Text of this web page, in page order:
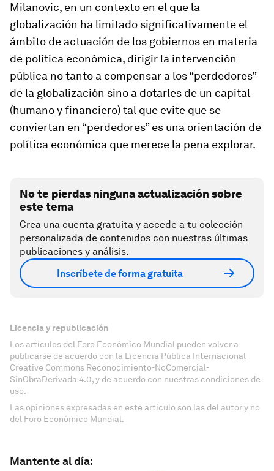
Milanovic, en un contexto en el que la
globalización ha limitado significativamente el
ámbito de actuación de los gobiernos en materia
de política económica, dirigir la intervención
pública no tanto a compensar a los “perdedores”
de la globalización sino a dotarles de un capital
(humano y financiero) tal que evite que se
conviertan en “perdedores” es una orientación de
política económica que merece la pena explorar.
No te pierdas ninguna actualización sobre
este tema
Crea una cuenta gratuita y accede a tu colección
personalizada de contenidos con nuestras últimas
publicaciones y análisis.
Inscríbete de forma gratuita
Licencia y republicación
Los artículos del Foro Económico Mundial pueden volver a
publicarse de acuerdo con la Licencia Pública Internacional
Creative Commons Reconocimiento-NoComercial-
SinObraDerivada 4.0, y de acuerdo con nuestras condiciones de
uso.
Las opiniones expresadas en este artículo son las del autor y no
del Foro Económico Mundial.
Mantente al día: